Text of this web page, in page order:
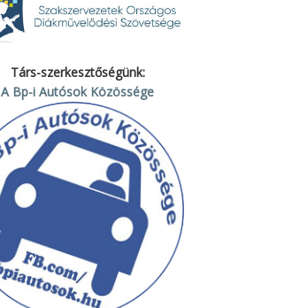
Társ-szerkesztőségünk:
A Bp-i Autósok Közössége